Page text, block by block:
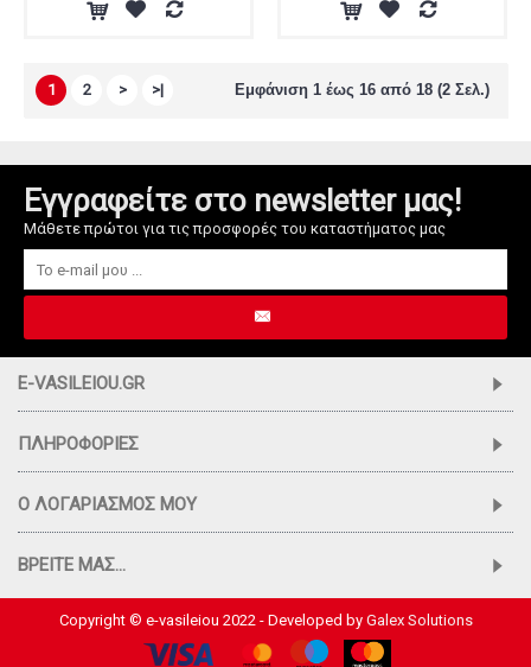
1 2 > >| Εμφάνιση 1 έως 16 από 18 (2 Σελ.)
Εγγραφείτε στο newsletter μας!
Μάθετε πρώτοι για τις προσφορές του καταστήματος μας
E-VASILEIOU.GR
ΠΛΗΡΟΦΟΡΊΕΣ
Ο ΛΟΓΑΡΙΑΣΜΌΣ ΜΟΥ
ΒΡΕΊΤΕ ΜΑΣ...
Copyright © e-vasileiou 2022 - Developed by Galex Solutions